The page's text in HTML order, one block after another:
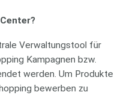
Verwaltungstool für
Kampagnen bzw.
werden. Um Produkte
bewerben zu